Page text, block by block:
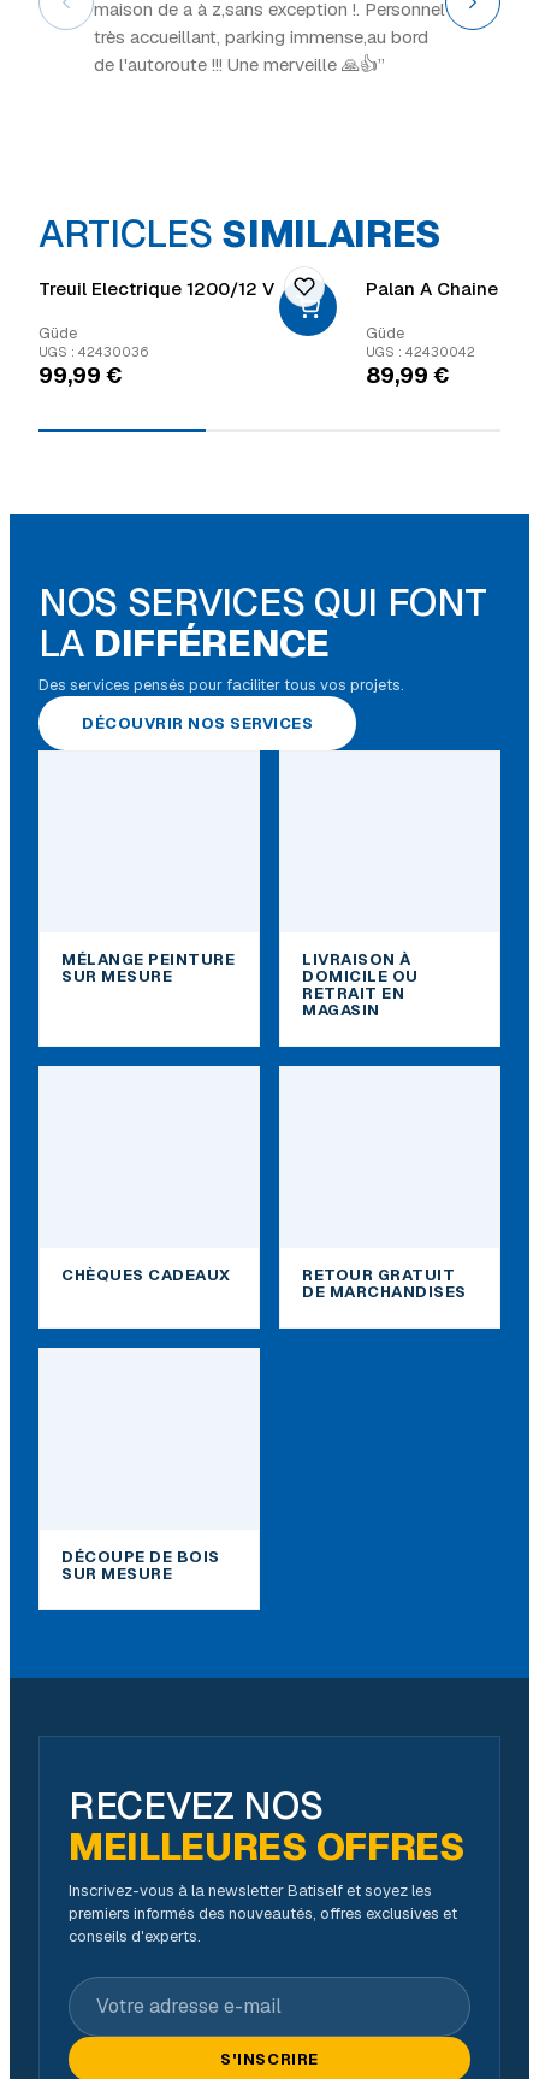
maison de a à z,sans exception !. Personnel
très accueillant, parking immense,au bord
de l'autoroute !!! Une merveille 🙏👍”
ARTICLES SIMILAIRES
Treuil Electrique 1200/12 V
Güde
UGS : 42430036
99,99 €
Palan A Chaine 1
Güde
UGS : 42430042
89,99 €
NOS SERVICES QUI FONT
LA DIFFÉRENCE
Des services pensés pour faciliter tous vos projets.
DÉCOUVRIR NOS SERVICES
MÉLANGE PEINTURE
SUR MESURE
LIVRAISON À
DOMICILE OU
RETRAIT EN
MAGASIN
CHÈQUES CADEAUX
RETOUR GRATUIT
DE MARCHANDISES
DÉCOUPE DE BOIS
SUR MESURE
RECEVEZ NOS
MEILLEURES OFFRES
Inscrivez-vous à la newsletter Batiself et soyez les
premiers informés des nouveautés, offres exclusives et
conseils d'experts.
Votre adresse e-mail
S'INSCRIRE